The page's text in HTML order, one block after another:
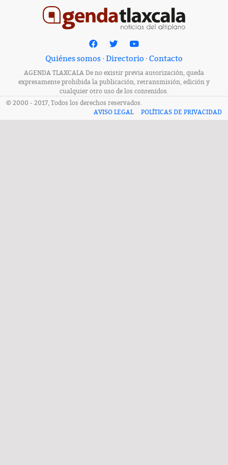
Quiénes somos · Directorio · Contacto
AGENDA TLAXCALA De no existir previa autorización, queda
expresamente prohibida la publicación, retransmisión, edición y
cualquier otro uso de los contenidos.
© 2000 - 2017, Todos los derechos reservados.
AVISO LEGAL
POLÍTICAS DE PRIVACIDAD